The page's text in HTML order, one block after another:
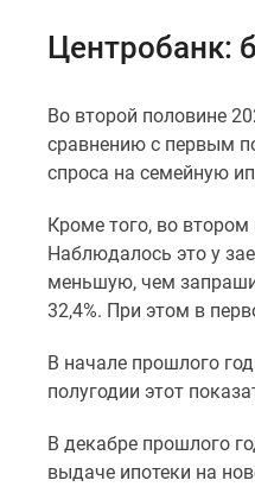
авторы
Машино-
Специальные
предложения
Апартаменты
Новостройки
Готовые
новостройки
Центробанк:
Во второй половине
сравнению с первым
спроса на семейную
Кроме того, во втором
Наблюдалось это у
меньшую, чем
32,4%. При этом в
В начале прошлого
полугодии этот
В декабре прошлого
выдаче ипотеки на